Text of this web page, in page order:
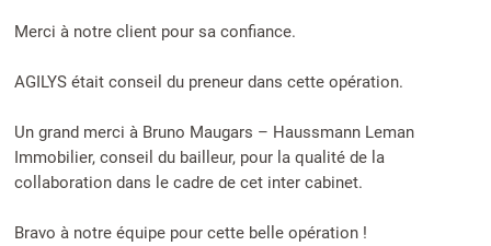
Merci à notre client pour sa confiance.
AGILYS était conseil du preneur dans cette opération.
Un grand merci à Bruno Maugars – Haussmann Leman
Immobilier, conseil du bailleur, pour la qualité de la
collaboration dans le cadre de cet inter cabinet.
Bravo à notre équipe pour cette belle opération !